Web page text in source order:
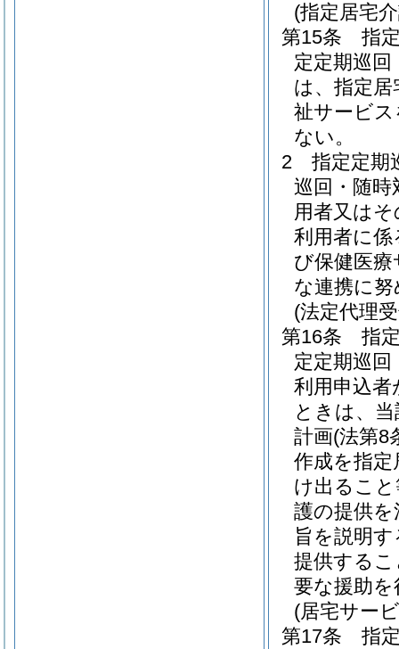
(指定居宅
第15条
指
定定期巡
は、指定
祉サービ
ない。
2
指定定期
巡回・随時
用者又は
利用者に係
び保健医
な連携に
(法定代理
第16条
指
定定期巡
利用申込
ときは、
計画(法第8
作成を指
け出るこ
護の提供
旨を説明
提供する
要な援助
(居宅サー
第17条
指